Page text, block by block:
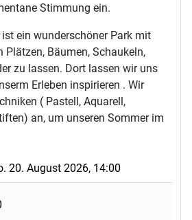
Stimmung ein.
ist ein wunderschöner Park mit
Plätzen, Bäumen, Schaukeln,
zu lassen. Dort lassen wir uns
Erleben inspirieren . Wir
( Pastell, Aquarell,
an, um unseren Sommer im
20. August 2026, 14:00